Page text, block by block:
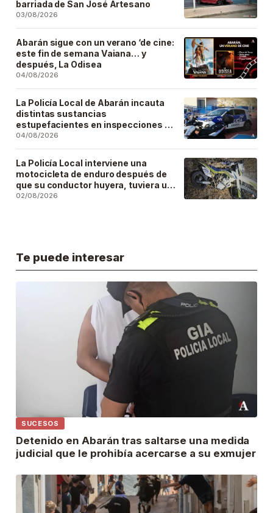
barriada de San José Artesano
03/08/2026
Abarán sigue con un verano ‘de cine:
este fin de semana Vaiana… y
después, La Odisea
04/08/2026
La Policía Local de Abarán incauta
distintas sustancias
estupefacientes en inspecciones a
locales públicos del municipio
04/08/2026
La Policía Local interviene una
motocicleta de enduro después de
que su conductor huyera, tuviera un
accidente y la abandonara
02/08/2026
Te puede interesar
SUCESOS
Detenido en Abarán tras saltarse una medida
judicial que le prohibía acercarse a su exmujer